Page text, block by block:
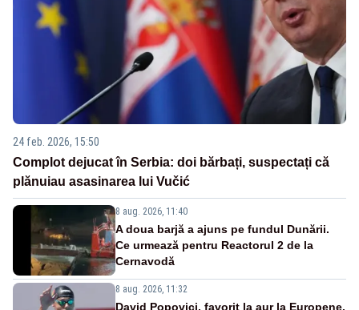
24 feb. 2026, 15:50
Complot dejucat în Serbia: doi bărbați, suspectați că
plănuiau asasinarea lui Vučić
8 aug. 2026, 11:40
A doua barjă a ajuns pe fundul Dunării.
Ce urmează pentru Reactorul 2 de la
Cernavodă
8 aug. 2026, 11:32
David Popovici, favorit la aur la Europene.